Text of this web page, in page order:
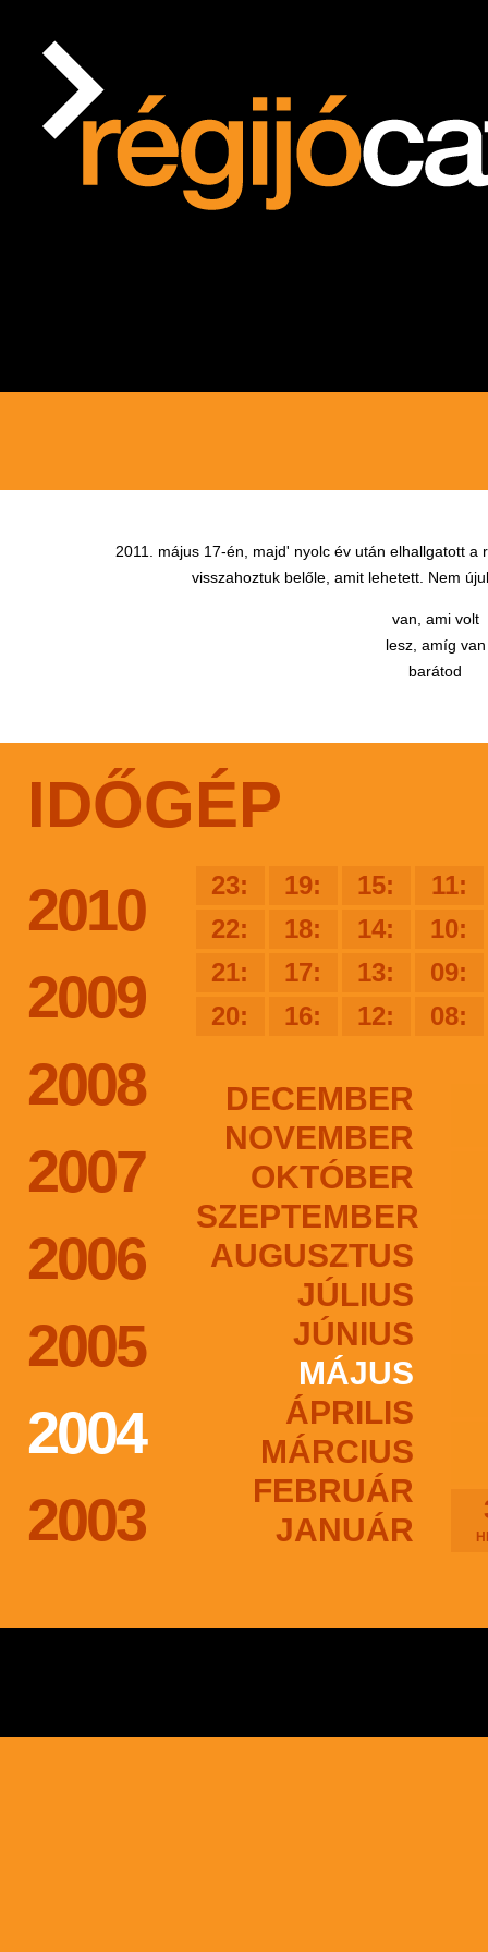
2011. május 17-én, majd' nyolc év után elhallgatott
visszahoztuk belőle, amit lehetett. Nem
van, ami volt
lesz, amíg van
barátod
IDŐGÉP
2010
2009
2008
2007
2006
2005
2004
2003
23: 19: 15:
11:
22:
18: 14:
10:
21:
17: 13:
09:
20:
16: 12: 08:
DECEMBER
NOVEMBER
OKTÓBER
SZEPTEMBER
AUGUSZTUS
JÚLIUS
JÚNIUS
MÁJUS
ÁPRILIS
MÁRCIUS
FEBRUÁR
JANUÁR